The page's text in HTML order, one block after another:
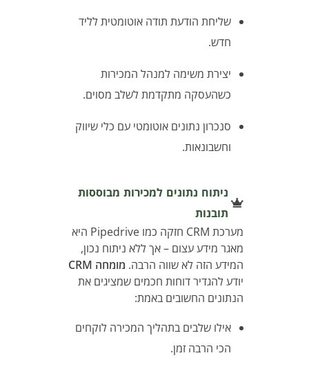
שליחת הודעת תודה אוטומטית לליד
חדש.
יצירת משימה למנהל המכירות
כשהעסקה מתקדמת לשלב מסוים.
סנכרון נתונים אוטומטי עם כלי שיווק
וחשבונאות.
ניתוח נתונים למכירות מבוססות
תובנות
מערכת CRM חזקה כמו Pipedrive היא
מאגר מידע עצום – אך ללא ניתוח נכון,
המידע הזה לא שווה הרבה. מומחה CRM
יודע להגדיר דוחות חכמים שמציגים את
הנתונים החשובים באמת:
אילו שלבים בתהליך המכירה לוקחים
הכי הרבה זמן.